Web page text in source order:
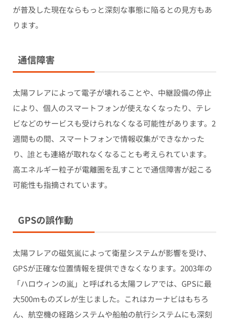
が普及した現在ならもっと深刻な事態に陥るとの見方もあ
ります。
通信障害
太陽フレアによって電子が壊れることや、中継設備の停止
により、個人のスマートフォンが使えなくなったり、テレ
ビなどのサービスも受けられなくなる可能性があります。2
週間もの間、スマートフォンで情報収集ができなかった
り、誰とも連絡が取れなくなることも考えられています。
高エネルギー粒子が電離圏を乱すことで通信障害が起こる
可能性も指摘されています。
GPSの誤作動
太陽フレアの磁気嵐によって衛星システムが影響を受け、
GPSが正確な位置情報を提供できなくなります。2003年の
「ハロウィンの嵐」と呼ばれる太陽フレアでは、GPSに最
大500mものズレが生じました。これはカーナビはもちろ
ん、航空機の経路システムや船舶の航行システムにも深刻